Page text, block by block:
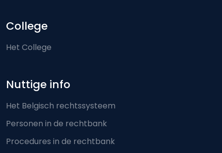
College
Het College
Nuttige info
Het Belgisch rechtssysteem
Personen in de rechtbank
Procedures in de rechtbank